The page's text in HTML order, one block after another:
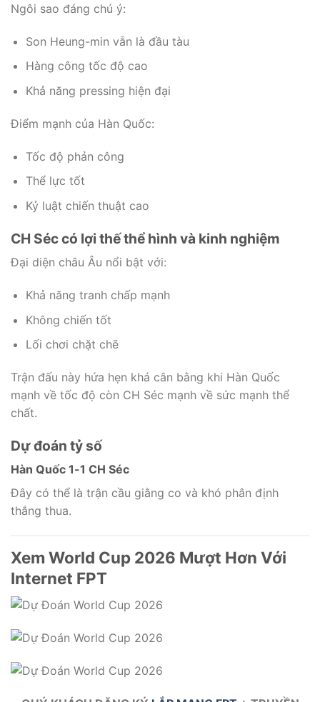
Ngôi sao đáng chú ý:
Son Heung-min vẫn là đầu tàu
Hàng công tốc độ cao
Khả năng pressing hiện đại
Điểm mạnh của Hàn Quốc:
Tốc độ phản công
Thể lực tốt
Kỷ luật chiến thuật cao
CH Séc có lợi thế thể hình và kinh nghiệm
Đại diện châu Âu nổi bật với:
Khả năng tranh chấp mạnh
Không chiến tốt
Lối chơi chặt chẽ
Trận đấu này hứa hẹn khá cân bằng khi Hàn Quốc
mạnh về tốc độ còn CH Séc mạnh về sức mạnh thể
chất.
Dự đoán tỷ số
Hàn Quốc 1-1 CH Séc
Đây có thể là trận cầu giằng co và khó phân định
thắng thua.
Xem World Cup 2026 Mượt Hơn Với
Internet FPT